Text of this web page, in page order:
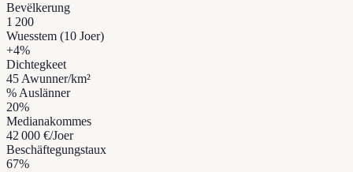
Bevëlkerung
1 200
Wuesstem (10 Joer)
+4%
Dichtegkeet
45 Awunner/km²
% Auslänner
20%
Medianakommes
42 000 €/Joer
Beschäftegungstaux
67%